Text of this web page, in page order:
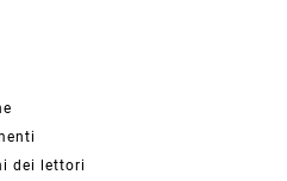
dei lettori